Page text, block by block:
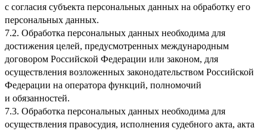
с согласия субъекта персональных данных на обработку его
персональных данных.
7.2. Обработка персональных данных необходима для
достижения целей, предусмотренных международным
договором Российской Федерации или законом, для
осуществления возложенных законодательством Российской
Федерации на оператора функций, полномочий
и обязанностей.
7.3. Обработка персональных данных необходима для
осуществления правосудия, исполнения судебного акта, акта